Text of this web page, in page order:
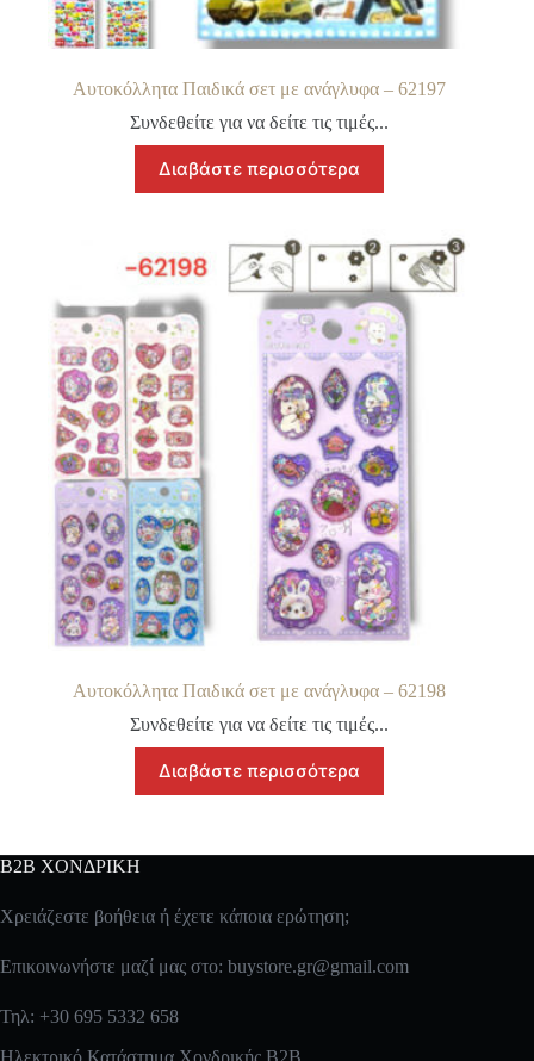
Αυτοκόλλητα Παιδικά σετ με ανάγλυφα – 62197
Συνδεθείτε για να δείτε τις τιμές...
Διαβάστε περισσότερα
Αυτοκόλλητα Παιδικά σετ με ανάγλυφα – 62198
Συνδεθείτε για να δείτε τις τιμές...
Διαβάστε περισσότερα
B2B ΧΟΝΔΡΙΚΗ
Χρειάζεστε βοήθεια ή έχετε κάποια ερώτηση;
Επικοινωνήστε μαζί μας στο: buystore.gr@gmail.com
Τηλ: +30 695 5332 658